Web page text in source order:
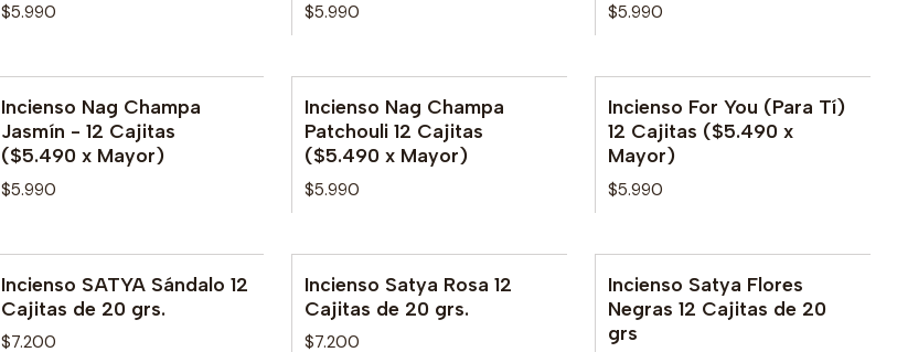
$5.990 $5.990 $5.990
Incienso Nag Champa
Jasmín - 12 Cajitas
($5.490 x Mayor)
$5.990
Incienso Nag Champa
Patchouli 12 Cajitas
($5.490 x Mayor)
$5.990
No disponible
Incienso For You (Para Tí)
12 Cajitas ($5.490 x
Mayor)
$5.990
No disponible
Incienso SATYA Sándalo 12
Cajitas de 20 grs.
$7.200
Incienso Satya Rosa 12
Cajitas de 20 grs.
$7.200
Incienso Satya Flores
Negras 12 Cajitas de 20
grs